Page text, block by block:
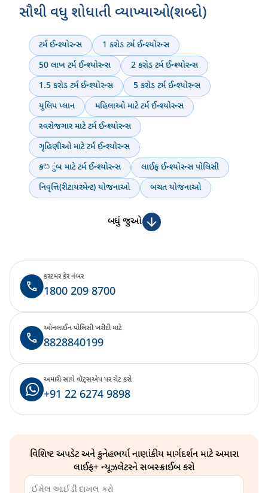
સૌથી વધુ શોધાતી વ્યાખ્યાઓ(શબ્દો)
ટર્મ ઈન્શ્યોરન્સ
1 કરોડ ટર્મ ઈન્શ્યોરન્સ
50 લાખ ટર્મ ઈન્શ્યોરન્સ
2 કરોડ ટર્મ ઈન્શ્યોરન્સ
1.5 કરોડ ટર્મ ઈન્શ્યોરન્સ
5 કરોડ ટર્મ ઈન્શ્યોરન્સ
યુલિપ પ્લાન
મહિલાઓ માટે ટર્મ ઈન્શ્યોરન્સ
સ્વરોજગાર માટે ટર્મ ઈન્શ્યોરન્સ
ગૃહિણીઓ માટે ટર્મ ઈન્શ્યોરન્સ
કుటુંબ માટે ટર્મ ઈન્શ્યોરન્સ
લાઈફ ઈન્શ્યોરન્સ પોલિસી
નિવૃત્તિ(રીટાયરમેન્ટ) યોજનાઓ
બચત યોજનાઓ
બધું જુઓ
1800 209 8700
કસ્ટમર કેર નંબર
8828840199
ઓનલાઈન પોલિસી ખરીદી માટે
+91 22 6274 9898
અમારી સાથે વૉટ્સએપ પર ચેટ કરો
વિશિષ્ટ અપડેટ અને કુનેહભર્યા નાણાંકીય માર્ગદર્શન માટે અમારા
લાઈફ+ ન્યૂઝલેટરને સબસ્ક્રાઈબ કરો